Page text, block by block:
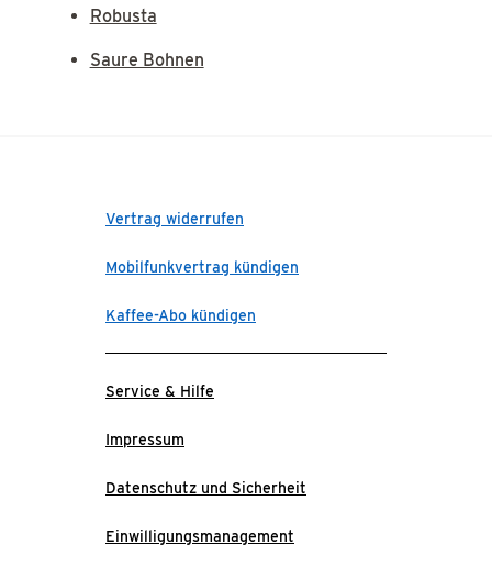
Robusta
Saure Bohnen
Vertrag widerrufen
Mobilfunkvertrag kündigen
Kaffee-Abo kündigen
Service & Hilfe
Impressum
Datenschutz und Sicherheit
Einwilligungsmanagement